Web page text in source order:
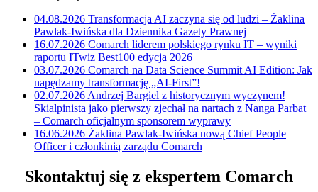
04.08.2026 Transformacja AI zaczyna się od ludzi – Żaklina
Pawlak-Iwińska dla Dziennika Gazety Prawnej
16.07.2026 Comarch liderem polskiego rynku IT – wyniki
raportu ITwiz Best100 edycja 2026
03.07.2026 Comarch na Data Science Summit AI Edition: Jak
napędzamy transformację „AI-First”!
02.07.2026 Andrzej Bargiel z historycznym wyczynem!
Skialpinista jako pierwszy zjechał na nartach z Nanga Parbat
– Comarch oficjalnym sponsorem wyprawy
16.06.2026 Żaklina Pawlak-Iwińska nową Chief People
Officer i członkinią zarządu Comarch
Skontaktuj się z ekspertem Comarch